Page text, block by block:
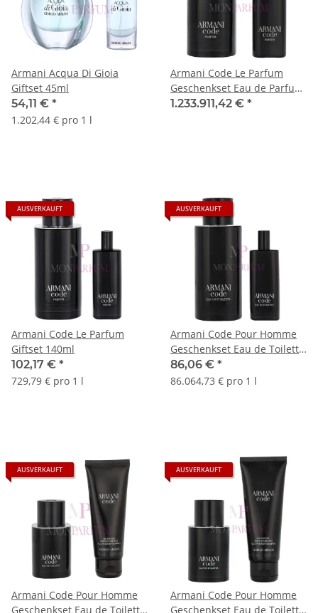
Armani Acqua Di Gioia
Giftset 45ml
54,11 € *
1.202,44 € pro 1 l
Armani Code Le Parfum
Geschenkset Eau de Parfum
75ml/Eau de Parfum 15ml-
1.233.911,42 € *
AUSVERKAUFT
Armani Code Le Parfum
Giftset 140ml
102,17 € *
729,79 € pro 1 l
AUSVERKAUFT
Armani Code Pour Homme
Geschenkset Eau de Toilette
125ml/Eau de Toilette 15ml
86,06 € *
86.064,73 € pro 1 l
AUSVERKAUFT
Armani Code Pour Homme
Geschenkset Eau de Toilette
AUSVERKAUFT
Armani Code Pour Homme
Geschenkset Eau de Toilette